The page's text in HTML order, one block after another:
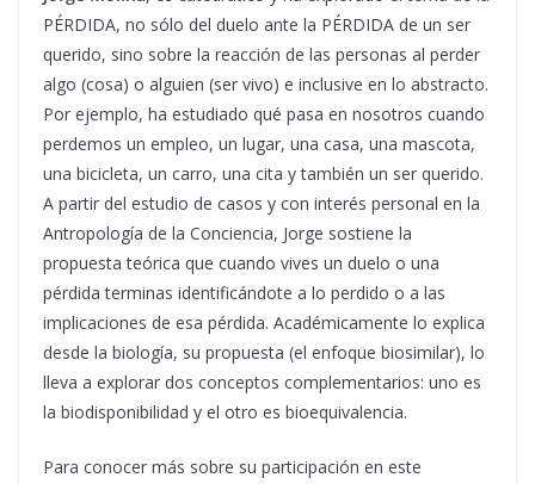
PÉRDIDA, no sólo del duelo ante la PÉRDIDA de un ser
querido, sino sobre la reacción de las personas al perder
algo (cosa) o alguien (ser vivo) e inclusive en lo abstracto.
Por ejemplo, ha estudiado qué pasa en nosotros cuando
perdemos un empleo, un lugar, una casa, una mascota,
una bicicleta, un carro, una cita y también un ser querido.
A partir del estudio de casos y con interés personal en la
Antropología de la Conciencia, Jorge sostiene la
propuesta teórica que cuando vives un duelo o una
pérdida terminas identificándote a lo perdido o a las
implicaciones de esa pérdida. Académicamente lo explica
desde la biología, su propuesta (el enfoque biosimilar), lo
lleva a explorar dos conceptos complementarios: uno es
la biodisponibilidad y el otro es bioequivalencia.
Para conocer más sobre su participación en este